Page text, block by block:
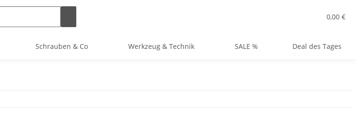
0,00 €
Schrauben & Co Werkzeug & Technik SALE % Deal des Tages